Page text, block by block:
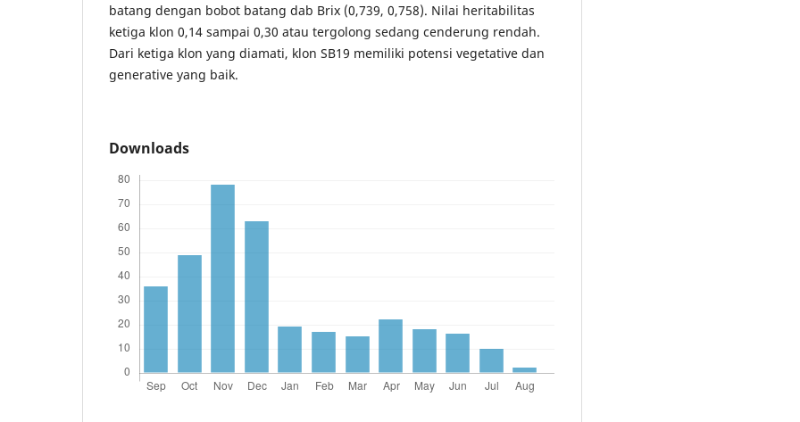
batang dengan bobot batang dab Brix (0,739, 0,758). Nilai heritabilitas
ketiga klon 0,14 sampai 0,30 atau tergolong sedang cenderung rendah.
Dari ketiga klon yang diamati, klon SB19 memiliki potensi vegetative dan
generative yang baik.
Downloads